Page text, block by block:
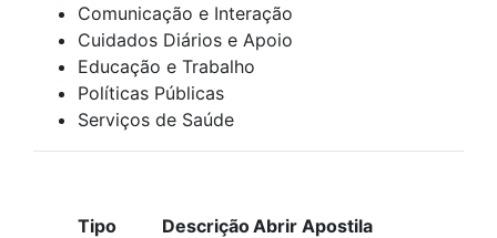
Comunicação e Interação
Cuidados Diários e Apoio
Educação e Trabalho
Políticas Públicas
Serviços de Saúde
Tipo DescriçãoAbrir Apostila